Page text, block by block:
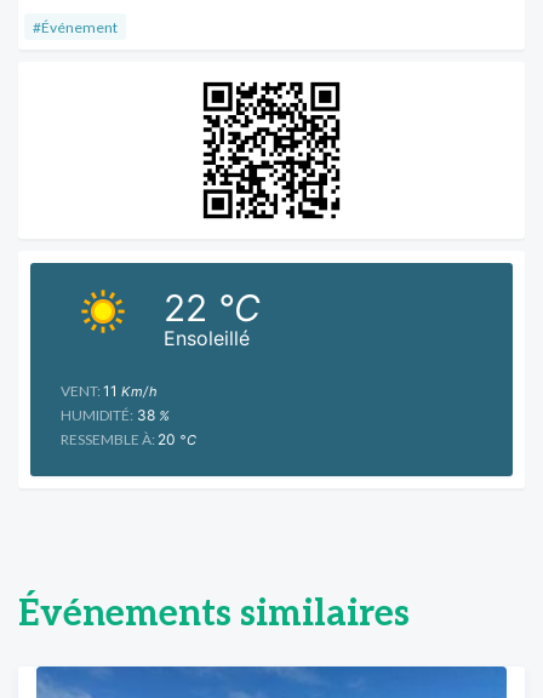
#Événement
Ensoleillé
22 °C
VENT: 11 Km/h
HUMIDITÉ: 38 %
RESSEMBLE À: 20 °C
Événements similaires